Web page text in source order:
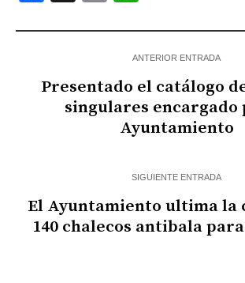
ANTERIOR ENTRADA
Presentado el catálogo
singulares encargado
Ayuntamiento
SIGUIENTE ENTRADA
El Ayuntamiento ultima la
140 chalecos antibala